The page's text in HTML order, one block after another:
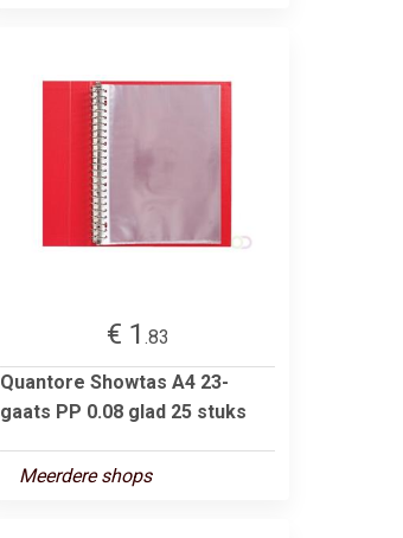
€ 1 .83
Quantore Showtas A4 23-
gaats PP 0.08 glad 25 stuks
Meerdere shops